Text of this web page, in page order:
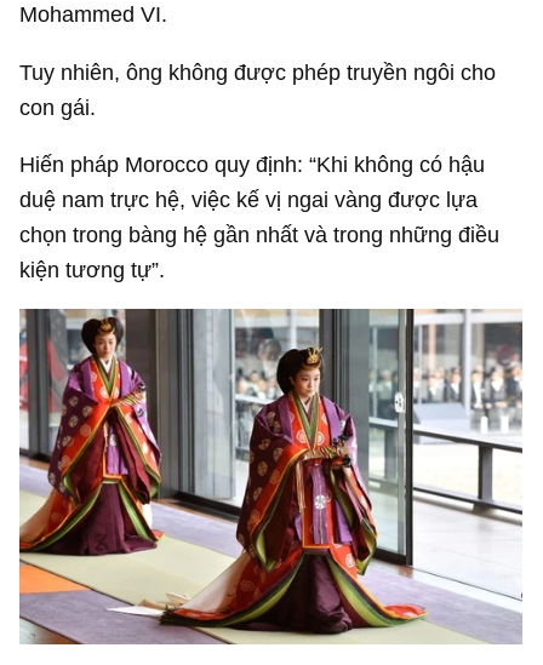
Mohammed VI.
Tuy nhiên, ông không được phép truyền ngôi cho
con gái.
Hiến pháp Morocco quy định: “Khi không có hậu
duệ nam trực hệ, việc kế vị ngai vàng được lựa
chọn trong bàng hệ gần nhất và trong những điều
kiện tương tự”.